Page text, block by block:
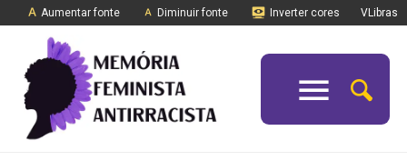
Aumentar fonte Diminuir fonte Inverter cores VLibras